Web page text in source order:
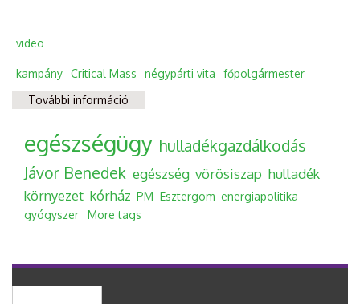
video
kampány Critical Mass négypárti vita
főpolgármester
További információ
egészségügy hulladékgazdálkodás
Jávor Benedek egészség vörösiszap hulladék
környezet kórház PM Esztergom energiapolitika
gyógyszer
More tags